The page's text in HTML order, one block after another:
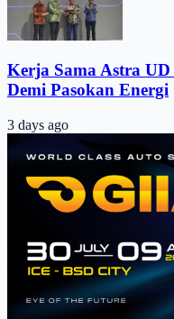
Kerja Sama Astra
Demi Pasokan Energi
3 days ago